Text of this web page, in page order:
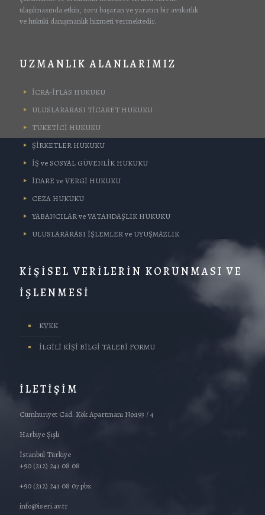
ulaşılmasında etkin, zoru başaran ve yaratıcı bir avukatlık
ve hukuki danışmanlık hizmeti vermektedir.
UZMANLIK ALANLARIMIZ
İCRA-İFLAS HUKUKU
ULUSLARARASI TİCARET HUKUKU
TÜKETİCİ HUKUKU
ŞİRKETLER HUKUKU
İŞ ve SOSYAL GÜVENLİK HUKUKU
İDARE ve VERGİ HUKUKU
CEZA HUKUKU
YABANCILAR ve VATANDAŞLIK HUKUKU
ULUSLARARASI İŞLEMLER ve UYUŞMAZLIK
KİŞİSEL VERİLERİN KORUNMASI VE
İŞLENMESİ
KVKK
İLGİLİ KİŞİ BİLGİ TALEBİ FORMU
İLETİŞİM
Cumhuriyet Cad. Kök Apartmanı No:193 / 4
Harbiye Şişli
İstanbul Türkiye
+90 (212) 241 08 08
+90 (212) 241 08 07 pbx
info@iseri.av.tr